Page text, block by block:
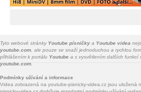
Tyto webové stránky Youtube písničky a Youtube videa
youtube.com , ale pouze se snaží jednoduchou a rychlou
přihlášením k portálu Youtube a s vysvětlením dalších funkcí
youtube.com.
Podmínky užívání a informace
Videa zobrazená na youtube-pisnicky-videa.cz jsou uložená